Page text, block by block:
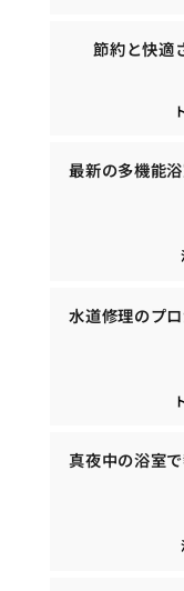
節約と快適
最新の多機能
水道修理のプ
真夜中の浴室